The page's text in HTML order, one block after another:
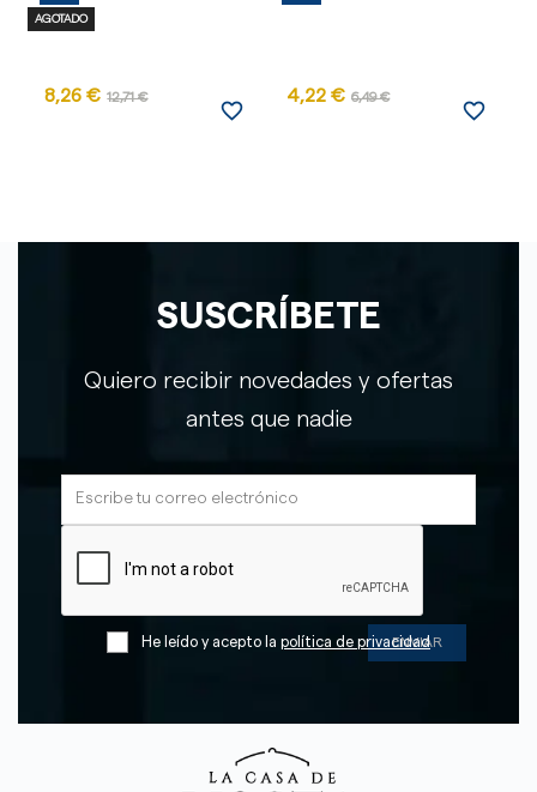
AGOTADO
8,26 € 12,71 €
favorite_border
4,22 € 6,49 €
favorite_border
SUSCRÍBETE
Quiero recibir novedades y ofertas
antes que nadie
He leído y acepto la política de privacidad